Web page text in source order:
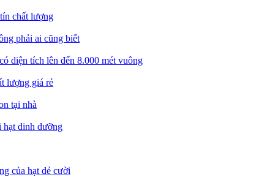
chất lượng
phải ai cũng biết
diện tích lên đến 8.000 mét vuông
lượng giá rẻ
tại nhà
hạt dinh dưỡng
của hạt dẻ cười